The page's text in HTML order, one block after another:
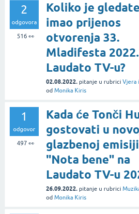
2
odgovora
516 👀
Koliko je
imao prijenos
otvorenja 33.
Mladifesta
Laudato TV-u?
02.08.2022. pitanje u rubrici Vjera
od Monika Kiris
1
odgovor
497 👀
Kada će Tonči
gostovati u
glazbenoj emisiji
"Nota bene" na
Laudato TV-u
26.09.2022. pitanje u rubrici
od Monika Kiris